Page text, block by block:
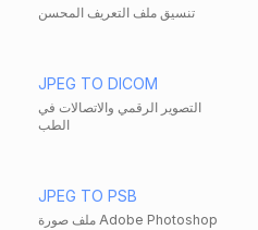
تنسيق ملف التعريف المحسن
JPEG TO DICOM
التصوير الرقمي والاتصالات في
الطب
JPEG TO PSB
ملف صورة Adobe Photoshop